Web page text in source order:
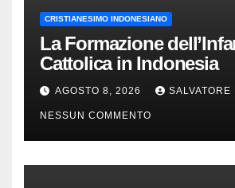
CRISTIANESIMO INDONESIANO
La Formazione
Cattolica in Indonesia
AGOSTO 8, 2026 SALVATORE
NESSUN COMMENTO